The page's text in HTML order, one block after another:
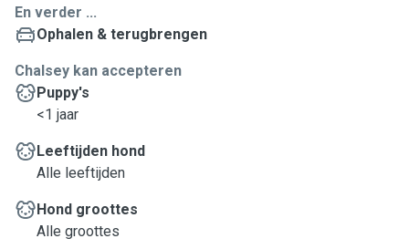
En verder ...
Ophalen & terugbrengen
Chalsey kan accepteren
Puppy's
<1 jaar
Leeftijden hond
Alle leeftijden
Hond groottes
Alle groottes